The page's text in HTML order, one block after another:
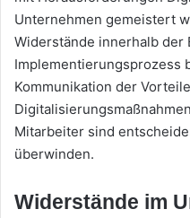
Unternehmen gemeistert
Widerstände innerhalb der
Implementierungsprozess
Kommunikation der
Mitarbeiter sind
überwinden.
Widerstände im